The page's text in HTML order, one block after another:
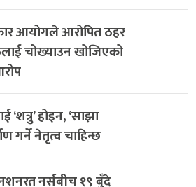
आयोगले आरोपित ठहर
चोख्याउन खोजिएको
होइन, ‘साझा
गर्ने नेतृत्व चाहिन्छ
नर्सबीच १९ बुँदे